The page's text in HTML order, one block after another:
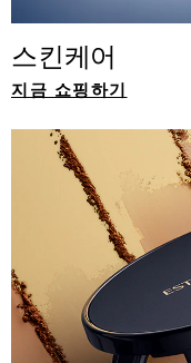
스킨케어
지금 쇼핑하기